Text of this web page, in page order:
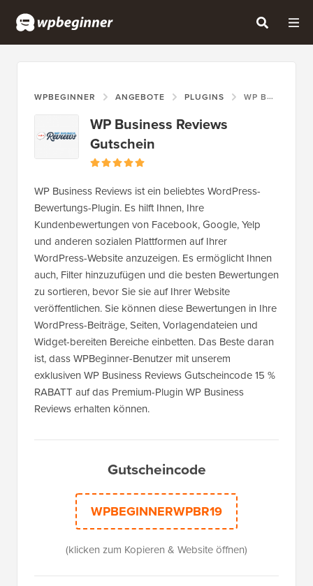
WPBEGINNER ANGEBOTE PLUGINS WP BUSINESS REVIEWS GUTSCHEIN
WP Business Reviews
Gutschein
WP Business Reviews ist ein beliebtes WordPress-
Bewertungs-Plugin. Es hilft Ihnen, Ihre
Kundenbewertungen von Facebook, Google, Yelp
und anderen sozialen Plattformen auf Ihrer
WordPress-Website anzuzeigen. Es ermöglicht Ihnen
auch, Filter hinzuzufügen und die besten Bewertungen
zu sortieren, bevor Sie sie auf Ihrer Website
veröffentlichen. Sie können diese Bewertungen in Ihre
WordPress-Beiträge, Seiten, Vorlagendateien und
Widget-bereiten Bereiche einbetten. Das Beste daran
ist, dass WPBeginner-Benutzer mit unserem
exklusiven WP Business Reviews Gutscheincode 15 %
RABATT auf das Premium-Plugin WP Business
Reviews erhalten können.
Gutscheincode
WPBEGINNERWPBR19
(klicken zum Kopieren & Website öffnen)